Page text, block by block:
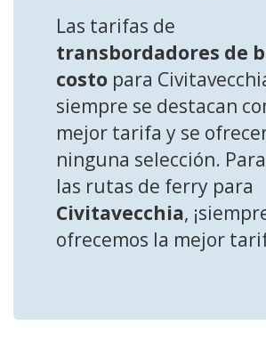
Las tarifas de
transbordadores de
costo para
siempre se destacan
mejor tarifa y se
ninguna selección.
las rutas de ferry para
Civitavecchia,
ofrecemos la mejor